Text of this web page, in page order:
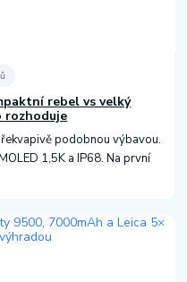
rebel vs velký
rozhoduje
podobnou výbavou.
1,5K a IP68. Na první